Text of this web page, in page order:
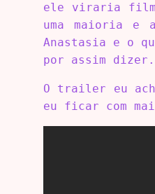
ele viraria
uma maioria e
Anastasia e o
por assim dizer.
O trailer eu
eu ficar com